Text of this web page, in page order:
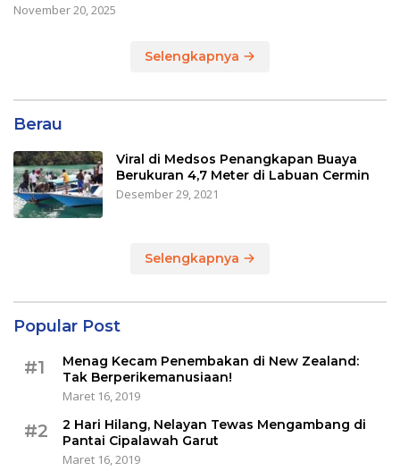
November 20, 2025
Selengkapnya
Berau
Viral di Medsos Penangkapan Buaya
Berukuran 4,7 Meter di Labuan Cermin
Desember 29, 2021
Selengkapnya
Popular Post
#1
Menag Kecam Penembakan di New Zealand:
Tak Berperikemanusiaan!
Maret 16, 2019
#2
2 Hari Hilang, Nelayan Tewas Mengambang di
Pantai Cipalawah Garut
Maret 16, 2019